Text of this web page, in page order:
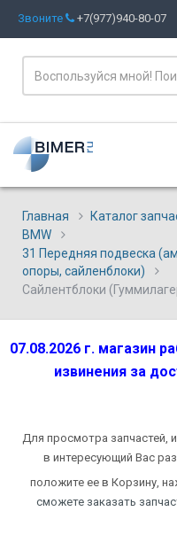
Звоните +7(977)940-80-07
Главная Каталог
BMW
31 Передняя подвеска
опоры, сайленблоки)
Сайлентблоки
07.08.2026 г. магазин
извинения за
Для просмотра запчастей,
в интересующий Вас
положите ее в Корзину,
сможете заказать